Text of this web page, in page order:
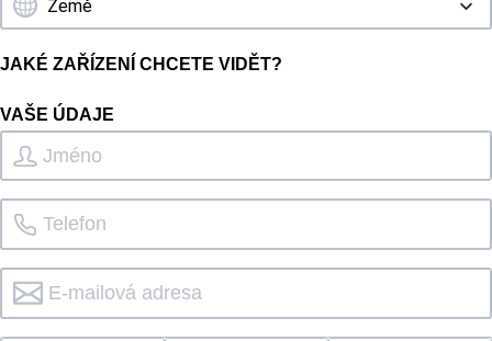
JAKÉ ZAŘÍZENÍ CHCETE VIDĚT?
VAŠE ÚDAJE